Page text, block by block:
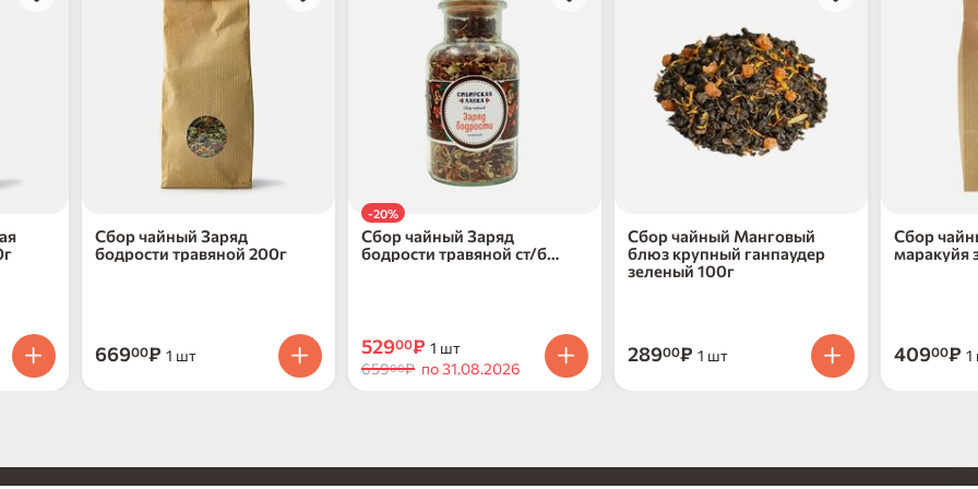
Сбор чайный Заряд
бодрости травяной 200г
66900₽ 1 шт
-20%
Сбор чайный Заряд
бодрости травяной ст/б
52900₽ 1 шт
65900₽ по 31.08.2026
Сбор чайный Манговый
блюз крупный ганпаудер
зеленый 100г
28900₽ 1 шт
Сбор
маракуйя
40900₽ 1